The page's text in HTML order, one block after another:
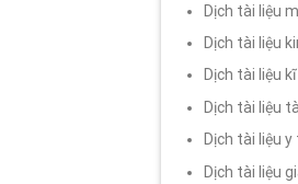
Dịch tài liệu
Dịch tài liệu
Dịch tài liệu
Dịch tài liệu
Dịch tài liệu y
Dịch tài liệu